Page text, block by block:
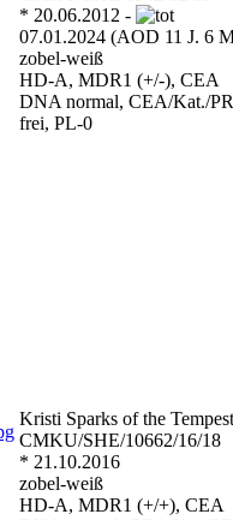
* 20.06.2012 -
07.01.2024 (AOD 11 J. 6
zobel-weiß
HD-A, MDR1 (+/-), CEA
DNA normal, CEA/Kat./
frei, PL-0
Kristi Sparks of the Tempest
CMKU/SHE/10662/16/18
* 21.10.2016
zobel-weiß
HD-A, MDR1 (+/+), CEA